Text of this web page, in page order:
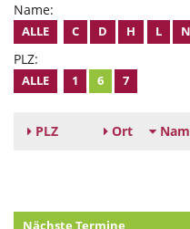
Name:
ALLE C D H L N
PLZ:
ALLE 1 6 7
PLZ Ort